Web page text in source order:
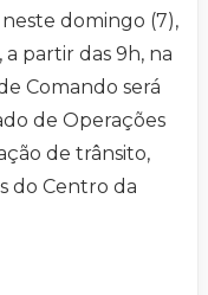
domingo (7),
partir das 9h, na
Comando será
de Operações
de trânsito,
do Centro da